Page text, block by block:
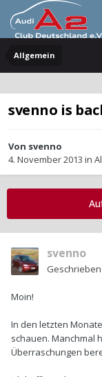
Allgemein
svenno is
Von svenno
4. November 2013 in
svenno
Geschrieben
Moin!
In den letzten
schauen. Manchmal
Überraschungen